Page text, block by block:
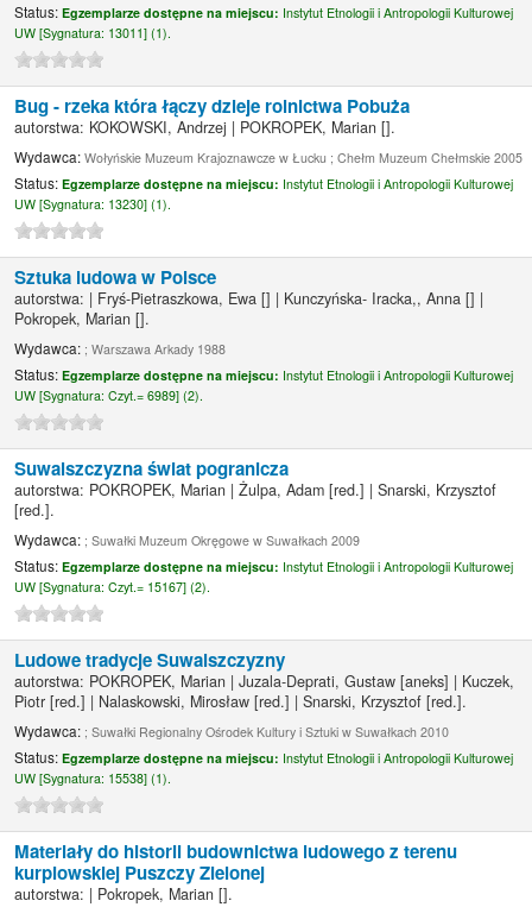
Status:Egzemplarze dostępne na miejscu: Instytut Etnologii i Antropologii Kulturowej
UW [Sygnatura: 13011] (1).
Bug - rzeka która łączy dzieje rolnictwa Pobuża
autorstwa: KOKOWSKI, Andrzej | POKROPEK, Marian [].
Wydawca:Wołyńskie Muzeum Krajoznawcze w Łucku ; Chełm Muzeum Chełmskie 2005
Status:Egzemplarze dostępne na miejscu: Instytut Etnologii i Antropologii Kulturowej
UW [Sygnatura: 13230] (1).
Sztuka ludowa w Polsce
autorstwa: | Fryś-Pietraszkowa, Ewa [] | Kunczyńska- Iracka,, Anna [] |
Pokropek, Marian [].
Wydawca: ; Warszawa Arkady 1988
Status:Egzemplarze dostępne na miejscu: Instytut Etnologii i Antropologii Kulturowej
UW [Sygnatura:Czyt.= 6989] (2).
Suwalszczyzna świat pogranicza
autorstwa: POKROPEK, Marian |Żulpa, Adam [red.] |Snarski, Krzysztof
[red.].
Wydawca: ; Suwałki Muzeum Okręgowe w Suwałkach 2009
Status:Egzemplarze dostępne na miejscu: Instytut Etnologii i Antropologii Kulturowej
UW [Sygnatura:Czyt.= 15167] (2).
Ludowe tradycje Suwalszczyzny
autorstwa: POKROPEK, Marian |Juzala-Deprati, Gustaw [aneks] | Kuczek,
Piotr [red.] | Nalaskowski, Mirosław [red.] |Snarski, Krzysztof [red.].
Wydawca: ; Suwałki Regionalny Ośrodek Kultury i Sztuki w Suwałkach 2010
Status:Egzemplarze dostępne na miejscu: Instytut Etnologii i Antropologii Kulturowej
UW [Sygnatura: 15538] (1).
Materiały do historii budownictwa ludowego z terenu
kurpiowskiej Puszczy Zielonej
autorstwa: | Pokropek, Marian [].